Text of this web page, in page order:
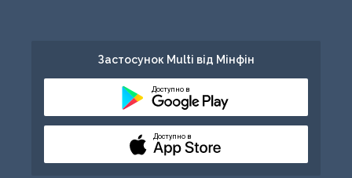
Застосунок Multi від Мінфін
Доступно в
Доступно в